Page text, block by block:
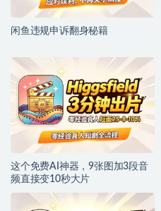
闲鱼违规申诉翻身秘籍
这个免费AI神器，9张图加3段音
频直接变10秒大片